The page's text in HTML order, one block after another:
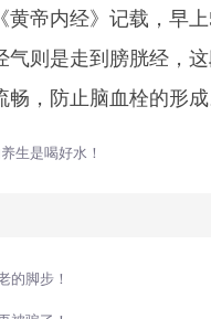
黄帝内经》记载，早
气则是走到膀胱经，
畅，防止脑血栓的形成
生是喝好水！
的脚步！